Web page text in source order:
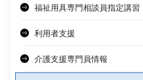
福祉用具専門相談員指定講習
利用者支援
介護支援専門員情報